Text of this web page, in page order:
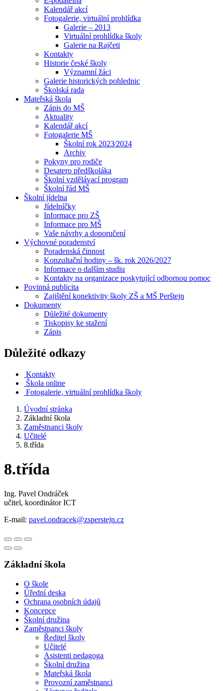
Kalendář akcí
Fotogalerie, virtuální prohlídka
Galerie – 2013
Virtuální prohlídka školy
Galerie na Rajčeti
Kontakty
Historie české školy
Významní žáci
Galerie historických pohlednic
Školská rada
Mateřská škola
Zápis do MŠ
Aktuality
Kalendář akcí
Fotogalerie MŠ
Školní rok 2023⁄2024
Archiv
Pokyny pro rodiče
Desatero předškoláka
Školní vzdělávací program
Školní řád MŠ
Školní jídelna
Jídelníčky
Informace pro ZŠ
Informace pro MŠ
Vaše návrhy a doporučení
Výchovné poradenství
Poradenská činnost
Konzultační hodiny – šk. rok 2026/2027
Informace o dalším studiu
Kontakty na organizace poskytující odbornou pomoc
Povinná publicita
Zajištění konektivity školy ZŠ a MŠ Perštejn
Dokumenty
Důležité dokumenty
Tiskopisy ke stažení
Zápis
Důležité odkazy
Kontakty
Škola online
Fotogalerie, virtuální prohlídka školy
Úvodní stránka
Základní škola
Zaměstnanci školy
Učitelé
8.třída
8.třída
Ing. Pavel Ondráček
učitel, koordinátor ICT
E-mail: pavel.ondracek@zsperstejn.cz
Základní škola
O škole
Úřední deska
Ochrana osobních údajů
Koncepce
Školní družina
Zaměstnanci školy
Ředitel školy
Učitelé
Asistenti pedagoga
Školní družina
Mateřská škola
Provozní zaměstnanci